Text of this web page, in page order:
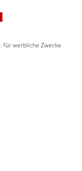
für werbliche Zwecke